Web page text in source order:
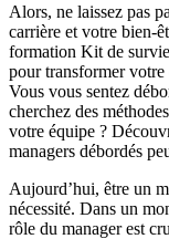
Alors, ne laissez pas
carrière et votre bien-
formation Kit de
pour transformer
Vous vous sentez
cherchez des
votre équipe ?
managers débordés
Aujourd’hui, être un
nécessité. Dans un
rôle du manager est